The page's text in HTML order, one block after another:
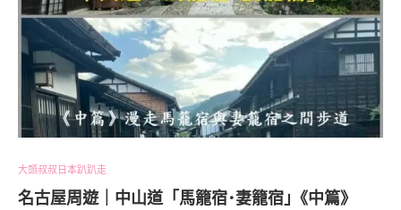
大頭叔叔日本趴趴走
名古屋周遊｜中山道「馬籠宿･妻籠宿｣《中篇》